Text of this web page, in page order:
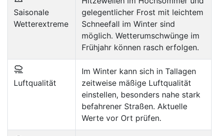
Saisonale
Wetterextreme
gelegentlicher Frost mit leichtem
Schneefall im Winter sind
möglich. Wetterumschwünge im
Frühjahr können rasch erfolgen.
Luftqualität
Im Winter kann sich in Tallagen
zeitweise mäßige Luftqualität
einstellen, besonders nahe stark
befahrener Straßen. Aktuelle
Werte vor Ort prüfen.